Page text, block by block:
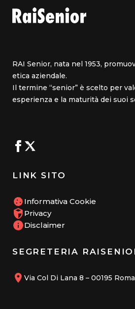
RAI Senior, nata nel 1953,
etica aziendale.
Il termine “senior” è scelto per
esperienza e la maturità dei suoi
LINK SITO
Informativa Cookie
Privacy
Disclaimer
SEGRETERIA
Via Col Di Lana 8 – 00195 Roma